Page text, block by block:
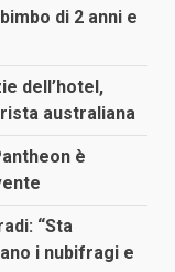
di 2 anni e
dell’hotel,
australiana
è
“Sta
i nubifragi e